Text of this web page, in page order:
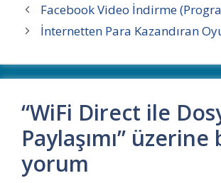
Facebook Video İndirme
İnternetten Para Kazandıran
“WiFi Direct ile
Paylaşımı” üzerine
yorum